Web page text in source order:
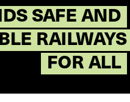
SAFE AND
RAILWAYS
FOR ALL